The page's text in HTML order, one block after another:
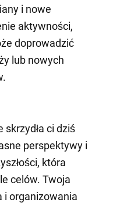
i nowe
aktywności,
doprowadzić
lub nowych
skrzydła ci dziś
perspektywy i
która
celów. Twoja
i organizowania